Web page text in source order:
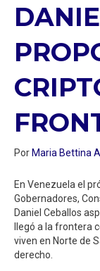
PorMaria Bettina
En Venezuela el
Gobernadores,
Daniel Ceballos
llegó a la frontera
viven en Norte de
derecho.